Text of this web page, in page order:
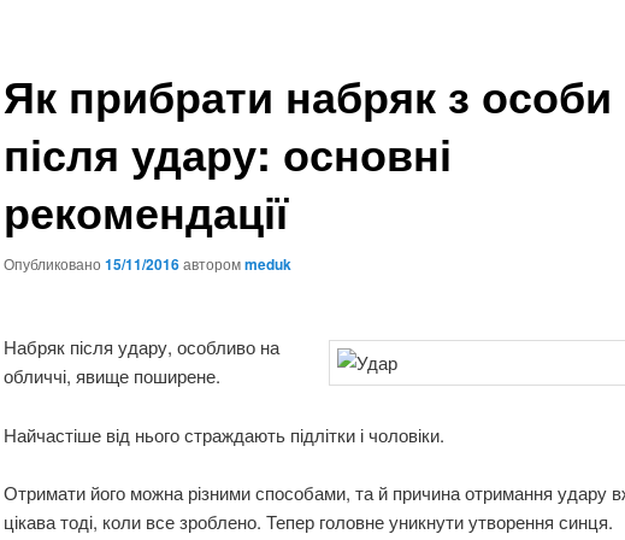
Як прибрати набряк з особи
після удару: основні
рекомендації
Опубликовано 15/11/2016авторомmeduk
Набряк після удару, особливо на
обличчі, явище поширене.
Найчастіше від нього страждають підлітки і чоловіки.
Отримати його можна різними способами, та й причина отримання удару
цікава тоді, коли все зроблено. Тепер головне уникнути утворення синця.